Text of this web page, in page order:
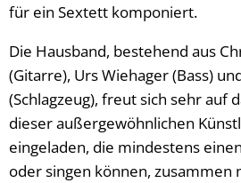
für ein Sextett komponiert.
Die Hausband, bestehend aus
(Gitarre), Urs Wiehager (Bass)
(Schlagzeug), freut sich sehr auf
dieser außergewöhnlichen
eingeladen, die mindestens
oder singen können, zusammen